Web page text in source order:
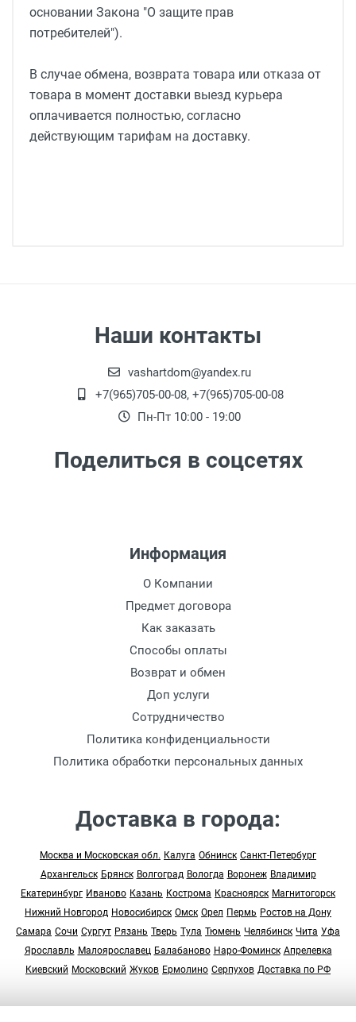
основании Закона "О защите прав
потребителей").
В случае обмена, возврата товара или отказа от
товара в момент доставки выезд курьера
оплачивается полностью, согласно
действующим тарифам на доставку.
Наши контакты
vashartdom@yandex.ru
+7(965)705-00-08, +7(965)705-00-08
Пн-Пт 10:00 - 19:00
Поделиться в соцсетях
Информация
О Компании
Предмет договора
Как заказать
Способы оплаты
Возврат и обмен
Доп услуги
Сотрудничество
Политика конфиденциальности
Политика обработки персональных данных
Доставка в города:
Москва и Московская обл. Калуга Обнинск Санкт-Петербург
Архангельск Брянск Волгоград Вологда Воронеж Владимир
Екатеринбург Иваново Казань Кострома Красноярск Магнитогорск
Нижний Новгород Новосибирск Омск Орел Пермь Ростов на Дону
Самара Сочи Сургут Рязань Тверь Тула Тюмень Челябинск Чита Уфа
Ярославль Малоярославец Балабаново Наро-Фоминск Апрелевка
Киевский Московский Жуков Ермолино Серпухов Доставка по РФ